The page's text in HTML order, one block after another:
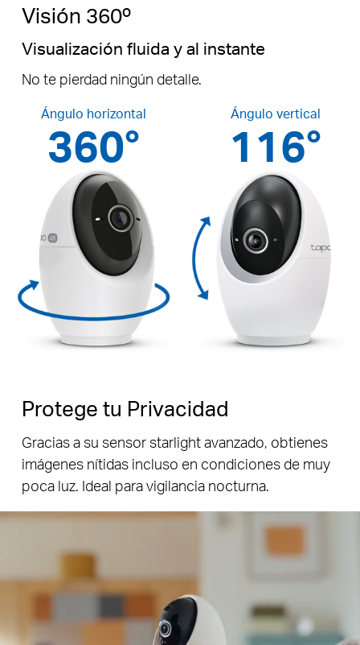
Visión 360º
Visualización fluida y al instante
No te pierdad ningún detalle.
Ángulo horizontal
360°
Ángulo vertical
116°
Protege tu Privacidad
Gracias a su sensor starlight avanzado, obtienes
imágenes nítidas incluso en condiciones de muy
poca luz. Ideal para vigilancia nocturna.
Pause